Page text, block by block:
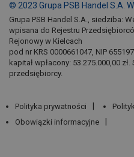
© 2023 Grupa PSB Handel S.A.
Grupa PSB Handel S.A., siedziba:
wpisana do Rejestru
Rejonowy w Kielcach
pod nr KRS 0000661047, NIP
kapitał wpłacony: 53.275.000,00
przedsiębiorcy.
Polityka prywatności
Obowiązki informacyjne